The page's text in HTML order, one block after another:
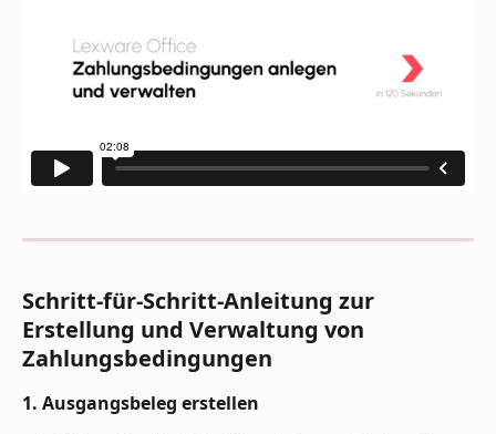
Schritt-für-Schritt-Anleitung zur
Erstellung und Verwaltung von
Zahlungsbedingungen
1. Ausgangsbeleg erstellen